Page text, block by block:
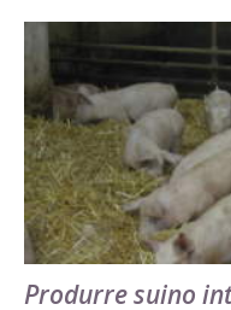
Produrre suino